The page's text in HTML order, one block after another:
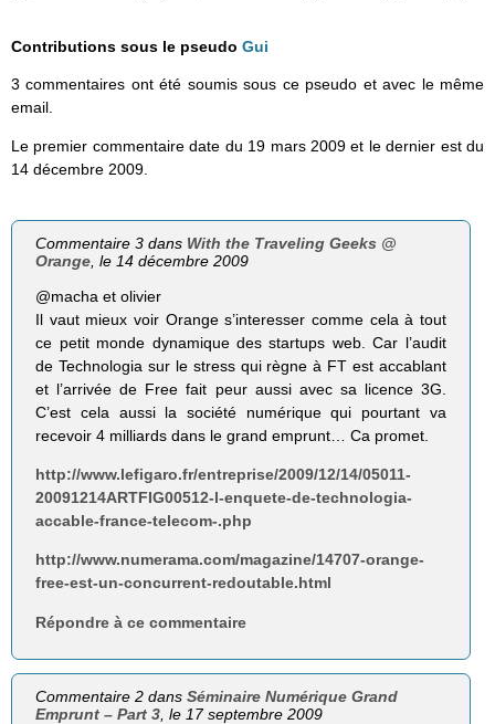
Contributions sous le pseudo Gui
3 commentaires ont été soumis sous ce pseudo et avec le même
email.
Le premier commentaire date du 19 mars 2009 et le dernier est du
14 décembre 2009.
Commentaire 3 dans With the Traveling Geeks @
Orange, le 14 décembre 2009
@macha et olivier
Il vaut mieux voir Orange s’interesser comme cela à tout
ce petit monde dynamique des startups web. Car l’audit
de Technologia sur le stress qui règne à FT est accablant
et l’arrivée de Free fait peur aussi avec sa licence 3G.
C’est cela aussi la société numérique qui pourtant va
recevoir 4 milliards dans le grand emprunt… Ca promet.
http://www.lefigaro.fr/entreprise/2009/12/14/05011-
20091214ARTFIG00512-l-enquete-de-technologia-
accable-france-telecom-.php
http://www.numerama.com/magazine/14707-orange-
free-est-un-concurrent-redoutable.html
Répondre à ce commentaire
Commentaire 2 dansSéminaire Numérique Grand
Emprunt – Part 3 , le 17 septembre 2009